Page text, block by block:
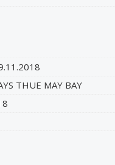
THUE MAY BAY